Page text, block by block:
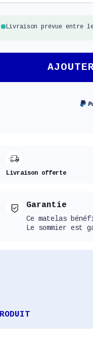
Livraison prévue entre
Livraison offerte
Garantie
Ce matelas
Le sommier est